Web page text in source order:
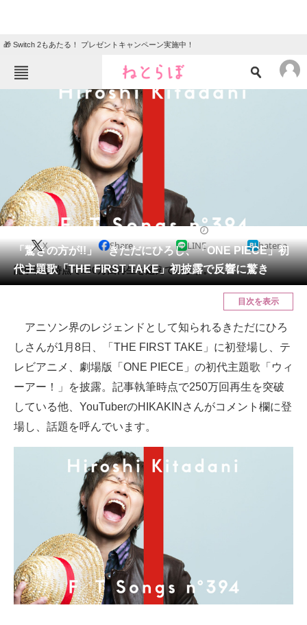
🎁 Switch 2もあたる！ プレゼントキャンペーン実施中！
ねとらぼメニュー
住まい 教育・育児
動物 リサーチ
会員記事
メディア
スマホと通信の最新トレンド
進化するPCとデバイスの未来
好きが集まる 比べて選べる
ビジネスと働き方のヒント
AI活用のいまが分かる
企業ITのトレンドを詳説
経営リーダーのコミュニティ
マーケ×ITの今がよく分かる
ITエンジニア向け専門サイト
「驚きの方が!!」 きただにひろし、「ONE PIECE」初
代主題歌「THE FIRST TAKE」初披露で反響に驚き
X Share LINE hatena
記事執筆時点で250万回再生を超えています。
目次を表示
アニソン界のレジェンドとして知られるきただにひろ
しさんが1月8日、「THE FIRST TAKE」に初登場し、テ
レビアニメ、劇場版「ONE PIECE」の初代主題歌「ウィ
ーアー！」を披露。記事執筆時点で250万回再生を突破
している他、YouTuberのHIKAKINさんがコメント欄に登
場し、話題を呼んでいます。